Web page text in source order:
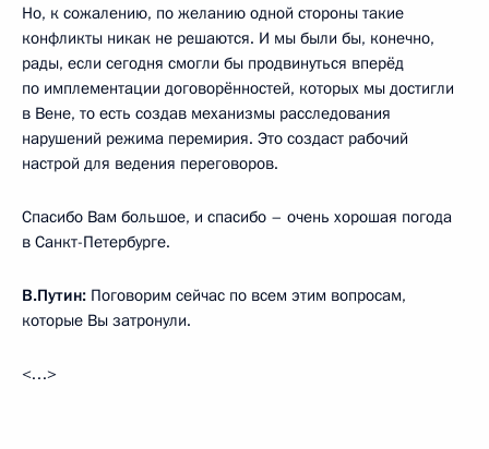
Но, к сожалению, по желанию одной стороны такие
конфликты никак не решаются. И мы были бы, конечно,
рады, если сегодня смогли бы продвинуться вперёд
по имплементации договорённостей, которых мы достигли
в Вене, то есть создав механизмы расследования
нарушений режима перемирия. Это создаст рабочий
настрой для ведения переговоров.
Спасибо Вам большое, и спасибо – очень хорошая погода
в Санкт-Петербурге.
В.Путин: Поговорим сейчас по всем этим вопросам,
которые Вы затронули.
<…>